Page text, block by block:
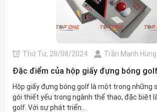
Thứ Tư, 28/08/2024 Trần Mạnh Hùng
Đặc điểm của hộp giấy đựng bóng
Hộp giấy đựng bóng golf là một trong những
gói thiết yếu trong ngành thể thao, đặc biệt
golf. Với sự phát triển...